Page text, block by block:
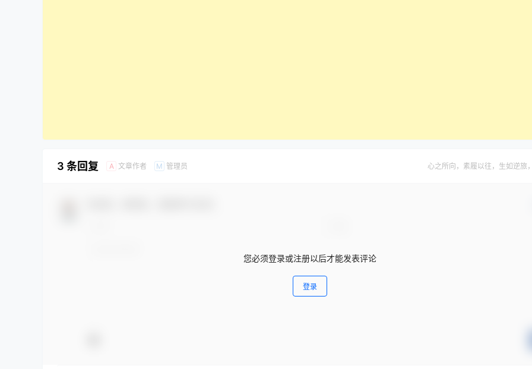
3 条回复 A 文章作者 M 管理员 心之所向，素履以往，生如逆旅
您必须登录或注册以后才能发表评论
登录